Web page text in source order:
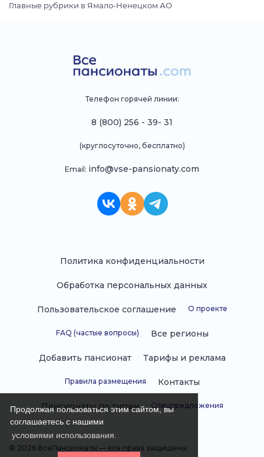
Продолжая пользоваться этим сайтом, вы
соглашаетесь с нашими
условиями использования.
Главные рубрики в Ямало-Ненецком АО
Политика конфиденциальности
Обработка персональных данных
Пользовательское соглашение О проекте
FAQ (частые вопросы) Все регионы
Добавить пансионат Тарифы и реклама
Правила размещения Контакты
Пансионаты по типам Спецпредложения
© 2026 ВсеПансионаты — все права защищены
Телефон горячей линии:
8 (800) 256 - 39- 31
(круглосуточно, бесплатно)
Email: info@vse-pansionaty.com